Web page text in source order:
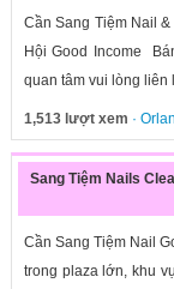
Cần Sang Tiệm Nail
Hội Good Income
quan tâm vui lòng liên
1,513 lượt xem ·
Sang Tiệm Nails
Cần Sang Tiệm Nail
trong plaza lớn, khu